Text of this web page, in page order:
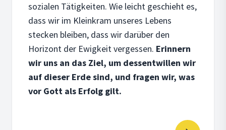
sozialen Tätigkeiten. Wie leicht geschieht es,
dass wir im Kleinkram unseres Lebens
stecken bleiben, dass wir darüber den
Horizont der Ewigkeit vergessen. Erinnern
wir uns an das Ziel, um dessentwillen wir
auf dieser Erde sind, und fragen wir, was
vor Gott als Erfolg gilt.